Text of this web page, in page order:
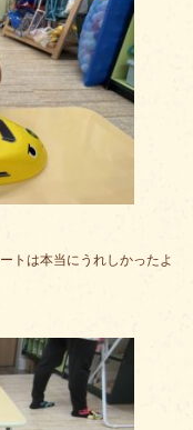
トは本当にうれしかったよ